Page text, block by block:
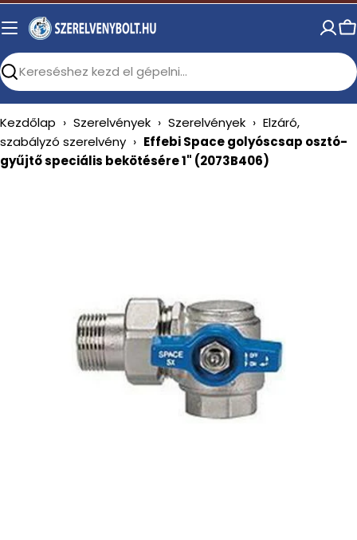
Skip
to
Search
Kezdőlap › Szerelvények › Szerelvények › Elzáró,
szabályzó szerelvény › Effebi Space golyóscsap osztó-
gyűjtő speciális bekötésére 1" (2073B406)
media 0 in modal